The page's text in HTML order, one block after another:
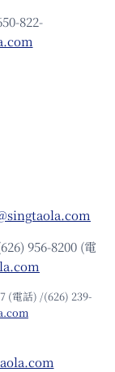
822-
956-8200 (電
(電話) /(626) 239-